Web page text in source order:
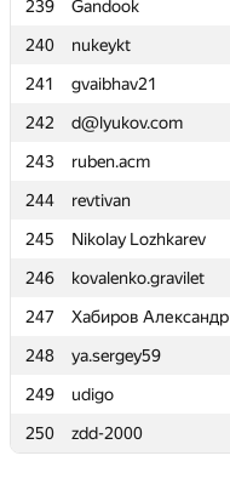
239
Gandook
240
nukeykt
241
gvaibhav21
242
d@lyukov.com
243
ruben.acm
244
revtivan
245
Nikolay Lozhkarev
246
kovalenko.gravilet
247
Хабиров Александр
248
ya.sergey59
249
udigo
250
zdd-2000
239
Gandook
240
nukeykt
241
gvaibhav21
242
d@lyukov.com
243
ruben.acm
244
revtivan
245
Nikolay Lozhkarev
246
kovalenko.gravilet
247
Хабиров Александр
248
ya.sergey59
249
udigo
250
zdd-2000